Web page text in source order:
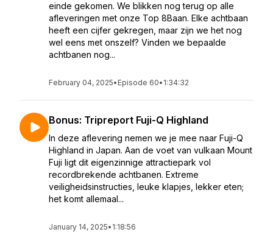
einde gekomen. We blikken nog terug op alle
afleveringen met onze Top 8Baan. Elke achtbaan
heeft een cijfer gekregen, maar zijn we het nog
wel eens met onszelf? Vinden we bepaalde
achtbanen nog...
February 04, 2025• Episode 60• 1:34:32
Bonus: Tripreport Fuji-Q Highland
In deze aflevering nemen we je mee naar Fuji-Q
Highland in Japan. Aan de voet van vulkaan Mount
Fuji ligt dit eigenzinnige attractiepark vol
recordbrekende achtbanen. Extreme
veiligheidsinstructies, leuke klapjes, lekker eten;
het komt allemaal...
January 14, 2025• 1:18:56